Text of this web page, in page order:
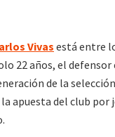
Vivas está entre
22 años, el defensor
de la
apuesta del club